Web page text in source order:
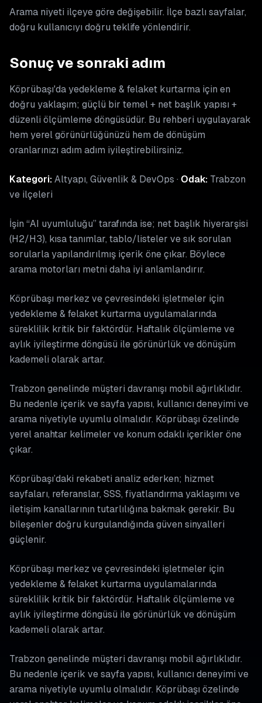
Arama niyeti ilçeye göre değişebilir. İlçe bazlı sayfalar,
doğru kullanıcıyı doğru teklife yönlendirir.
Sonuç ve sonraki adım
Köprübaşı'da yedekleme & felaket kurtarma için en
doğru yaklaşım; güçlü bir temel + net başlık yapısı +
düzenli ölçümleme döngüsüdür. Bu rehberi uygulayarak
hem yerel görünürlüğünüzü hem de dönüşüm
oranlarınızı adım adım iyileştirebilirsiniz.
Kategori:Altyapı, Güvenlik & DevOps · Odak: Trabzon
ve ilçeleri
İşin “AI uyumluluğu” tarafında ise; net başlık hiyerarşisi
(H2/H3), kısa tanımlar, tablo/listeler ve sık sorulan
sorularla yapılandırılmış içerik öne çıkar. Böylece
arama motorları metni daha iyi anlamlandırır.
Köprübaşı merkez ve çevresindeki işletmeler için
yedekleme & felaket kurtarma uygulamalarında
süreklilik kritik bir faktördür. Haftalık ölçümleme ve
aylık iyileştirme döngüsü ile görünürlük ve dönüşüm
kademeli olarak artar.
Trabzon genelinde müşteri davranışı mobil ağırlıklıdır.
Bu nedenle içerik ve sayfa yapısı, kullanıcı deneyimi ve
arama niyetiyle uyumlu olmalıdır. Köprübaşı özelinde
yerel anahtar kelimeler ve konum odaklı içerikler öne
çıkar.
Köprübaşı’daki rekabeti analiz ederken; hizmet
sayfaları, referanslar, SSS, fiyatlandırma yaklaşımı ve
iletişim kanallarının tutarlılığına bakmak gerekir. Bu
bileşenler doğru kurgulandığında güven sinyalleri
güçlenir.
Köprübaşı merkez ve çevresindeki işletmeler için
yedekleme & felaket kurtarma uygulamalarında
süreklilik kritik bir faktördür. Haftalık ölçümleme ve
aylık iyileştirme döngüsü ile görünürlük ve dönüşüm
kademeli olarak artar.
Trabzon genelinde müşteri davranışı mobil ağırlıklıdır.
Bu nedenle içerik ve sayfa yapısı, kullanıcı deneyimi ve
arama niyetiyle uyumlu olmalıdır. Köprübaşı özelinde